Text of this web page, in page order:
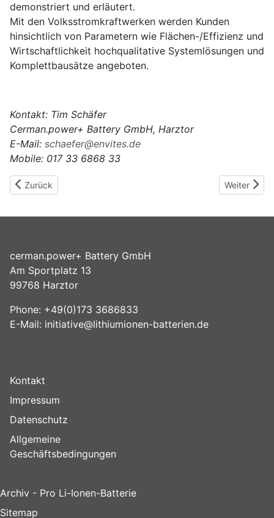
demonstriert und erläutert.
Mit den Volksstromkraftwerken werden Kunden
hinsichtlich von Parametern wie Flächen-/Effizienz und
Wirtschaftlichkeit hochqualitative Systemlösungen und
Komplettbausätze angeboten.
Kontakt: Tim Schäfer
Cerman.power+ Battery GmbH, Harztor
E-Mail: schaefer@envites.de
Mobile: 017 33 6868 33
Vorheriger Beitrag: Mini-Sonnenkraftwerk
Zurück Nächster
Weiter
cerman.power+ Battery GmbH
Am Sportplatz 13
99768 Harztor
Phone: +49(0)173 3686833
E-Mail: initiative@lithiumionen-batterien.de
Kontakt
Impressum
Datenschutz
Allgemeine
Geschäftsbedingungen
Archiv - Pro Li-Ionen-Batterie
Sitemap